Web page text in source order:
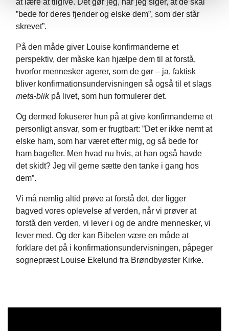
at lære at tilgive. Det gør jeg, når jeg siger, at de skal
”bede for deres fjender og elske dem”, som der står
skrevet”.
På den måde giver Louise konfirmanderne et
perspektiv, der måske kan hjælpe dem til at forstå,
hvorfor mennesker agerer, som de gør – ja, faktisk
bliver konfirmationsundervisningen så også til et slags
meta-blikpå livet, som hun formulerer det.
Og dermed fokuserer hun på at give konfirmanderne et
personligt ansvar, som er frugtbart: ”Det er ikke nemt at
elske ham, som har været efter mig, og så bede for
ham bagefter. Men hvad nu hvis, at han også havde
det skidt? Jeg vil gerne sætte den tanke i gang hos
dem”.
Vi må nemlig altid prøve at forstå det, der ligger
bagved vores oplevelse af verden, når vi prøver at
forstå den verden, vi lever i og de andre mennesker, vi
lever med. Og der kan Bibelen være en måde at
forklare det på i konfirmationsundervisningen, påpeger
sognepræst Louise Ekelund fra Brøndbyøster Kirke.